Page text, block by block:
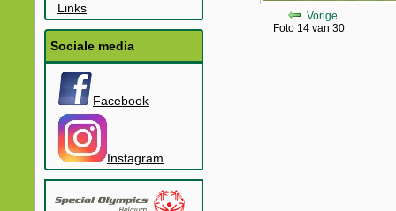
Links
Sociale media
Facebook
Instagram
Vorige
Foto 14 van 30